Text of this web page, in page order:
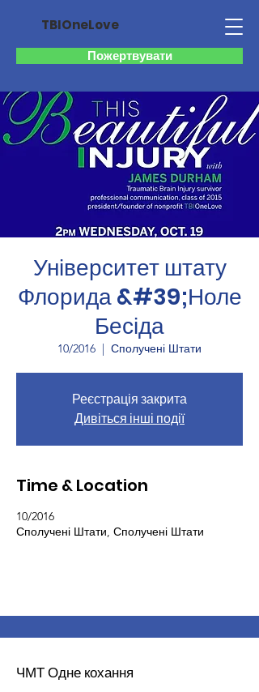
Пожертвувати
TBIOneLove
Університет штату
Флорида &#39;Ноле
Бесіда
10/2016
  |
Сполучені Штати
Реєстрація закрита
Дивіться інші події
Time & Location
10/2016
Сполучені Штати, Сполучені Штати
ЧМТ Одне кохання